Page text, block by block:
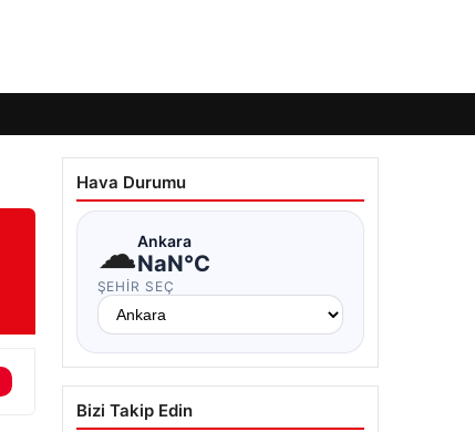
Hava Durumu
☁Ankara
NaN°C
ŞEHIR SEÇ
Bizi Takip Edin